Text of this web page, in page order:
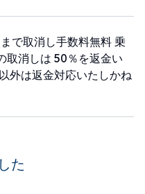
で取消し手数料無料 乗
取消しは 50％を返金い
外は返金対応いたしかね
た